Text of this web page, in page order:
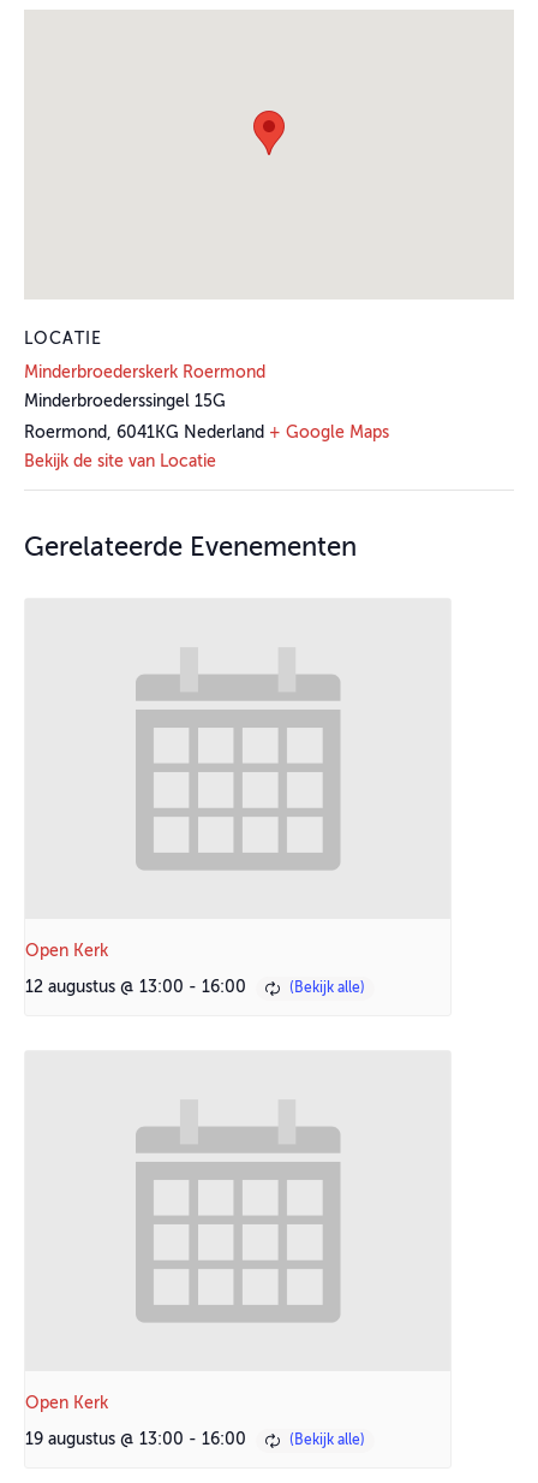
LOCATIE
Minderbroederskerk Roermond
Minderbroederssingel 15G
Roermond , 6041KG Nederland + Google Maps
Bekijk de site van Locatie
Gerelateerde Evenementen
Open Kerk
12 augustus @ 13:00 - 16:00
Open Kerk
19 augustus @ 13:00 - 16:00